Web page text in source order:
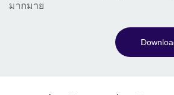
มากมาย